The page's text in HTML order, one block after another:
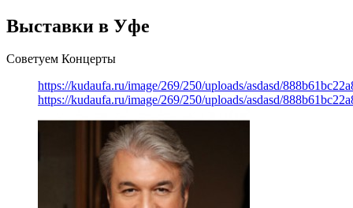
Выставки в Уфе
Советуем Концерты
https://kudaufa.ru/image/269/250/uploads/asdasd/
https://kudaufa.ru/image/269/250/uploads/asdasd/